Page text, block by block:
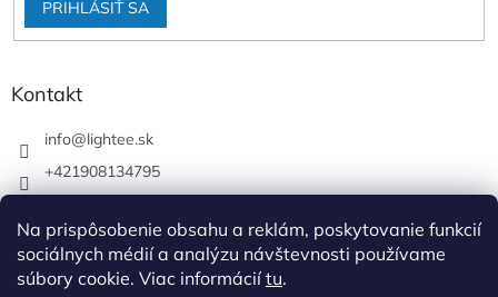
Na prispôsobenie obsahu a reklám, poskytovanie funkcií
sociálnych médií a analýzu návštevnosti používame
súbory cookie. Viac informáciítu.
PRIHLÁSIŤ SA
Kontakt
info@lightee.sk
+421908134795
lightee.sk